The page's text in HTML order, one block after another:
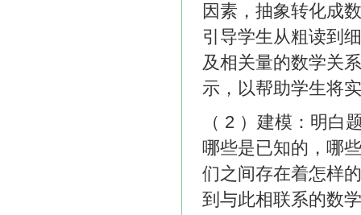
因素，抽象转化成
引导学生从粗读到
及相关量的数学关
示，以帮助学生将
（ 2 ）建模：明白
哪些是已知的，哪
们之间存在着怎样
到与此相联系的数